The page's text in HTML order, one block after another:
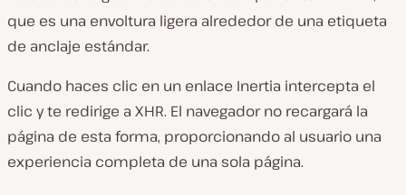
que es una envoltura ligera alrededor de una etiqueta
de anclaje estándar.
Cuando haces clic en un enlace Inertia intercepta el
clic y te redirige a XHR. El navegador no recargará la
página de esta forma, proporcionando al usuario una
experiencia completa de una sola página.